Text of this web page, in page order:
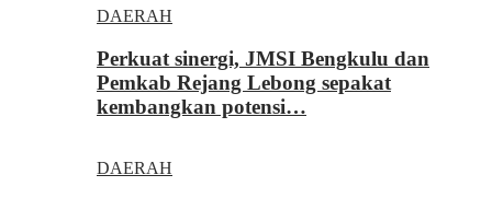
DAERAH
Perkuat sinergi, JMSI Bengkulu dan
Pemkab Rejang Lebong sepakat
kembangkan potensi…
DAERAH